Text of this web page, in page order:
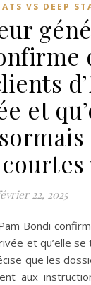
VS DEEP
et
22, 2025
et qu’elle
que les
aux